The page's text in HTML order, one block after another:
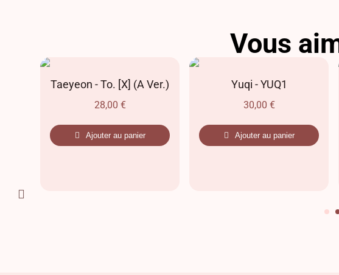
Vous
Taeyeon - To. [X] (A Ver.)
28,00 €
Ajouter au panier
Yuqi - YUQ1
30,00 €
Ajouter au panier